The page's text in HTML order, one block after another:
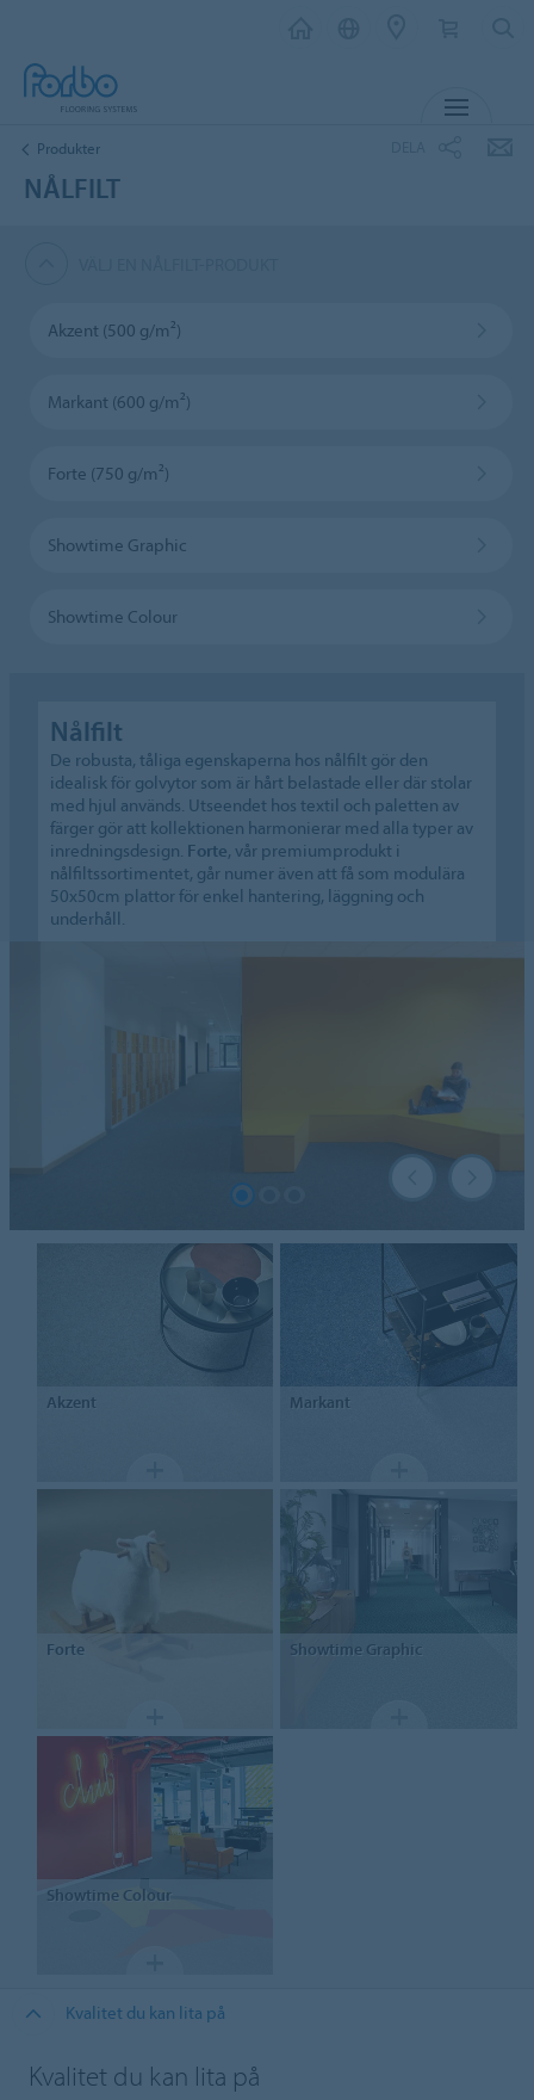
Produkter
NÅLFILT
Akzent (500 g/m²)
Markant (600 g/m²)
Forte (750 g/m²)
Showtime Graphic
Showtime Colour
Nålfilt
De robusta, tåliga egenskaperna hos nålfilt gör den
idealisk för golvytor som är hårt belastade eller där stolar
med hjul används. Utseendet hos textil och paletten av
färger gör att kollektionen harmonierar med alla typer av
inredningsdesign. Forte, vår premiumprodukt i
nålfiltssortimentet, går numer även att få som modulära
50x50cm plattor för enkel hantering, läggning och
underhåll.
Akzent Markant
Forte Showtime Graphic
ShowtimeColour
Kvalitet du kan lita på
Kvalitet du kan lita på